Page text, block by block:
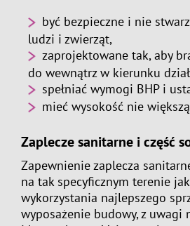
być bezpieczne i nie
ludzi i zwierząt,
zaprojektowane tak, aby
do wewnątrz w kierunku
spełniać wymogi BHP i
mieć wysokość nie
Zaplecze sanitarne i część
Zapewnienie zaplecza
na tak specyficznym terenie
wykorzystania najlepszego
wyposażenie budowy, z uwagi